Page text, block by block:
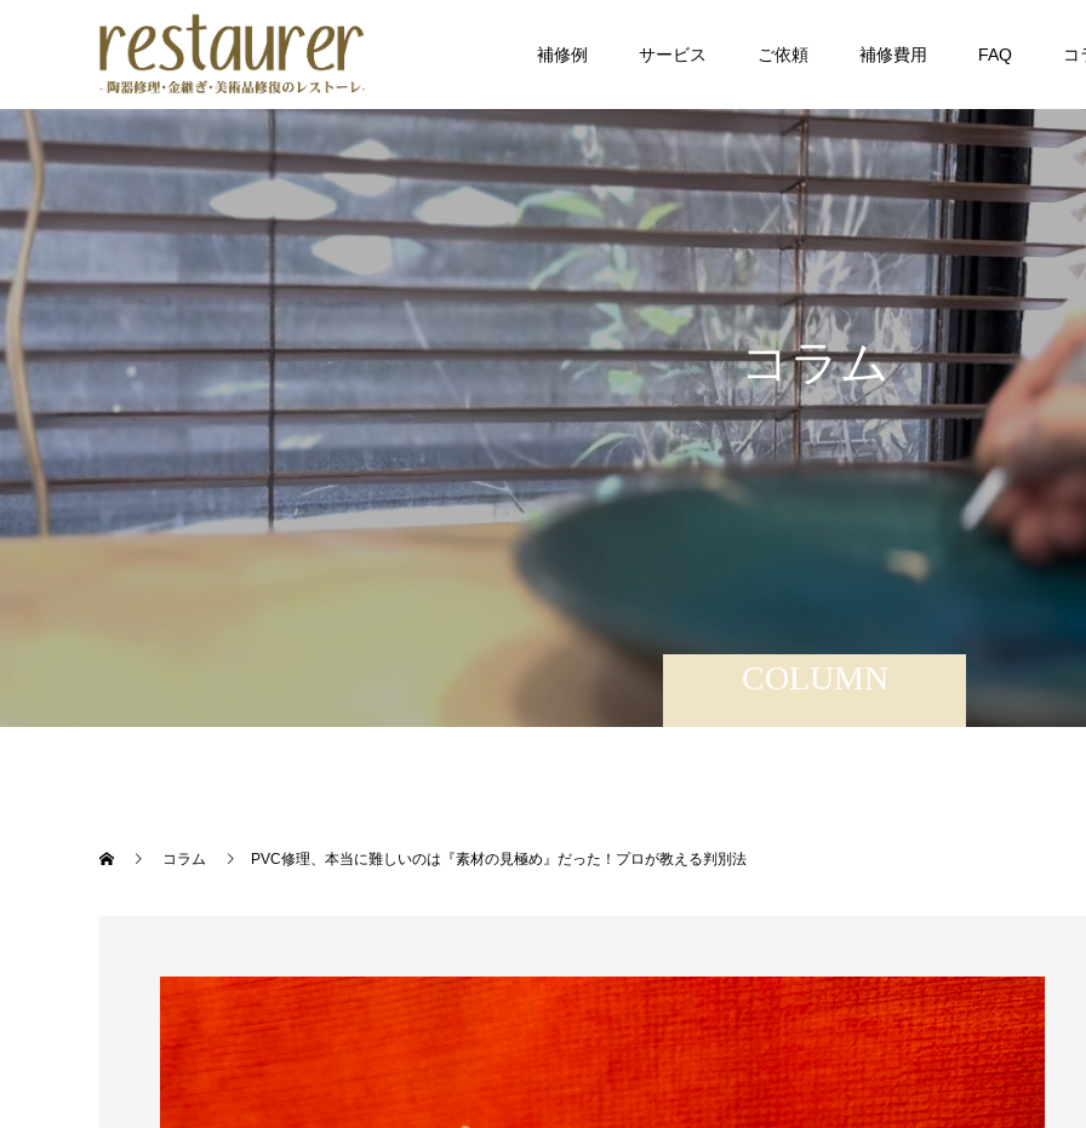
補修例 サービス ご依頼 補修費用 FAQ コ
COLUMN
コラム
コラム PVC修理、本当に難しいのは『素材の見極め』だった！プロが教える判別法